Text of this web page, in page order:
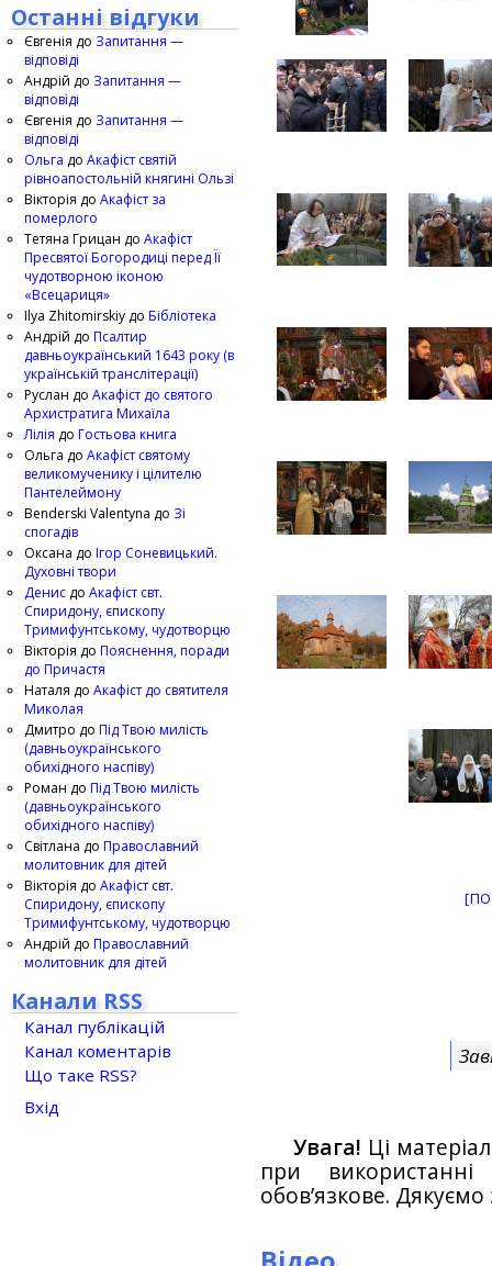
Увага! Ці
при
обов’язкове.
Останні відгуки
Євгенія до Запитання —
відповіді
Андрій до Запитання —
відповіді
Євгенія до Запитання —
відповіді
Ольга до Акафіст святій
рівноапостольній княгині Ользі
Вікторія до Акафіст за
померлого
Тетяна Грицан до Акафіст
Пресвятої Богородиці перед Її
чудотворною іконою
«Всецариця»
Ilya Zhitomirskiy до Бібліотека
Андрій до Псалтир
давньоукраїнський 1643 року (в
українській транслітерації)
Руслан до Акафіст до святого
Архистратига Михаїла
Лілія до Гостьова книга
Ольга до Акафіст святому
великомученику і цілителю
Пантелеймону
Benderski Valentyna до Зі
спогадів
Оксана до Ігор Соневицький.
Духовні твори
Денис до Акафіст свт.
Спиридону, єпископу
Тримифунтському, чудотворцю
Вікторія до Пояснення, поради
до Причастя
Наталя до Акафіст до святителя
Миколая
Дмитро до Під Твою милість
(давньоукраїнського
обихідного наспіву)
Роман до Під Твою милість
(давньоукраїнського
обихідного наспіву)
Світлана до Православний
молитовник для дітей
Вікторія до Акафіст свт.
Спиридону, єпископу
Тримифунтському, чудотворцю
Андрій до Православний
молитовник для дітей
Канали RSS
Канал публікацій
Канал коментарів
Що таке RSS?
Вхід